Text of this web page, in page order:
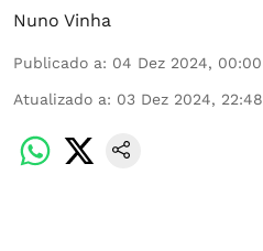
Nuno Vinha
Publicado a: 04 Dez 2024, 00:00
Atualizado a: 03 Dez 2024, 22:48